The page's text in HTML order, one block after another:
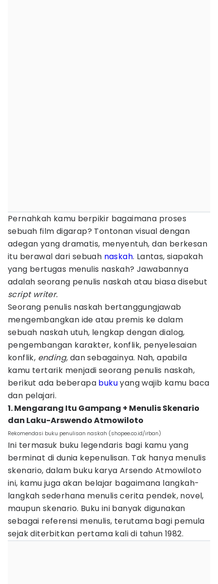
Pernahkah kamu berpikir bagaimana proses
sebuah film digarap? Tontonan visual dengan
adegan yang dramatis, menyentuh, dan berkesan
itu berawal dari sebuah naskah. Lantas, siapakah
yang bertugas menulis naskah? Jawabannya
adalah seorang penulis naskah atau biasa disebut
script writer.
Seorang penulis naskah bertanggungjawab
mengembangkan ide atau premis ke dalam
sebuah naskah utuh, lengkap dengan dialog,
pengembangan karakter, konflik, penyelesaian
konflik, ending, dan sebagainya. Nah, apabila
kamu tertarik menjadi seorang penulis naskah,
berikut ada beberapa bukuyang wajib kamu baca
dan pelajari.
1. Mengarang Itu Gampang + Menulis Skenario
dan Laku-Arswendo Atmowiloto
Rekomendasi buku penulisan naskah (shopee.co.id/irban)
Ini termasuk buku legendaris bagi kamu yang
berminat di dunia kepenulisan. Tak hanya menulis
skenario, dalam buku karya Arsendo Atmowiloto
ini, kamu juga akan belajar bagaimana langkah-
langkah sederhana menulis cerita pendek, novel,
maupun skenario. Buku ini banyak digunakan
sebagai referensi menulis, terutama bagi pemula
sejak diterbitkan pertama kali di tahun 1982.